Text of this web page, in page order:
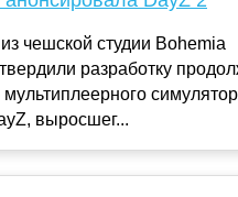
чешской студии Bohemia
разработку
выросшег...